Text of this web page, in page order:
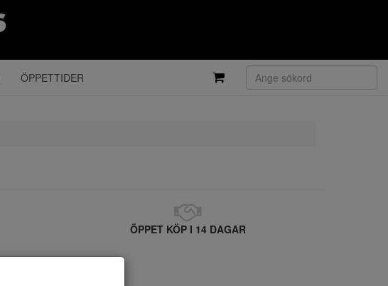
ÖPPETTIDER
ÖPPET KÖP I 14 DAGAR